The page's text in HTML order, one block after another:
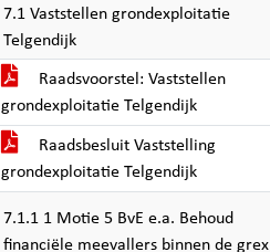
7.1 Vaststellen grondexploitatie
Telgendijk
Raadsvoorstel: Vaststellen
grondexploitatie Telgendijk
Raadsbesluit Vaststelling
grondexploitatie Telgendijk
7.1.1 1 Motie 5 BvE e.a. Behoud
financiële meevallers binnen de grex